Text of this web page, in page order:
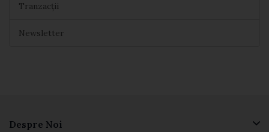
Tranzacții
Newsletter
Despre Noi